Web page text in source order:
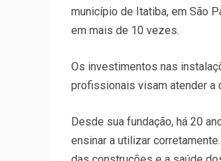
município de Itatiba, em São
em mais de 10 vezes.
Os investimentos nas
profissionais visam atender a
Desde sua fundação, há 20
ensinar a utilizar